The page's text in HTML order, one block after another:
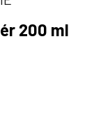
200 ml